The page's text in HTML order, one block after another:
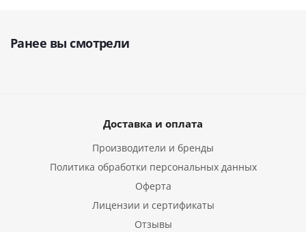
Ранее вы смотрели
Доставка и оплата
Производители и бренды
Политика обработки персональных данных
Оферта
Лицензии и сертификаты
Отзывы